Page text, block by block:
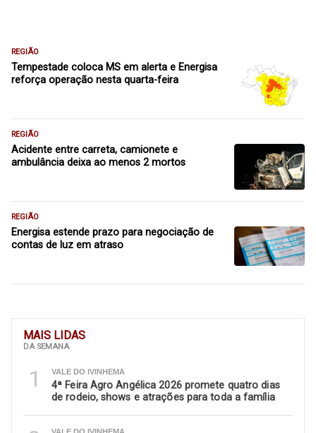
MAIS LIDAS
DA SEMANA
1 VALE DO IVINHEMA
4ª Feira Agro Angélica 2026 promete quatro dias
de rodeio, shows e atrações para toda a família
REGIÃO
Tempestade coloca MS em alerta e Energisa
reforça operação nesta quarta-feira
REGIÃO
Acidente entre carreta, camionete e
ambulância deixa ao menos 2 mortos
REGIÃO
Energisa estende prazo para negociação de
contas de luz em atraso